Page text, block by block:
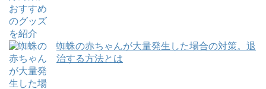
蜘蛛の赤ちゃんが大量発生した場合の対策。退
治する方法とは